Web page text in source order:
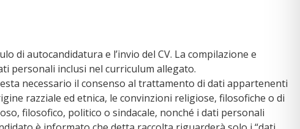
di autocandidatura e l’invio del CV. La compilazione e
personali inclusi nel curriculum allegato.
necessario il consenso al trattamento di dati appartenenti
razziale ed etnica, le convinzioni religiose, filosofiche o di
filosofico, politico o sindacale, nonché i dati personali